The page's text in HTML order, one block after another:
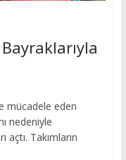
mücadele eden
nedeniyle
Takımların